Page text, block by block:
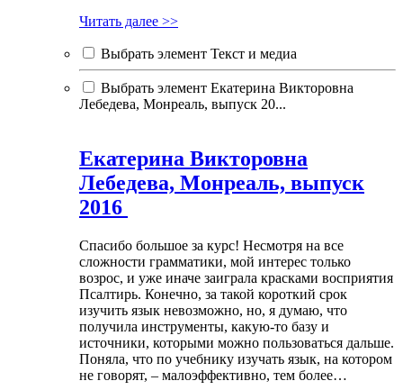
Читать далее >>
Выбрать элемент Текст и медиа
Выбрать элемент Екатерина Викторовна
Лебедева, Монреаль, выпуск 20...
Екатерина Викторовна
Лебедева, Монреаль, выпуск
2016
Спасибо большое за курс! Несмотря на все
сложности грамматики, мой интерес только
возрос, и уже иначе заиграла красками восприятия
Псалтирь. Конечно, за такой короткий срок
изучить язык невозможно, но, я думаю, что
получила инструменты, какую-то базу и
источники, которыми можно пользоваться дальше.
Поняла, что по учебнику изучать язык, на котором
не говорят, – малоэффективно, тем более…